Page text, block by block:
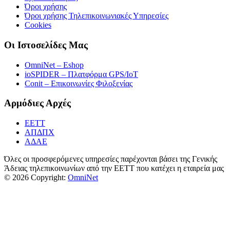
Όροι χρήσης
Όροι χρήσης Τηλεπικοινωνιακές Υπηρεσίες
Cookies
Οι Ιστοσελίδες Μας
OmniNet – Eshop
ioSPIDER – Πλατφόρμα GPS/IoT
Conit – Επικοινωνίες Φιλοξενίας
Αρμόδιες Αρχές
ΕΕΤΤ
ΑΠΔΠΧ
ΑΔΑΕ
Όλες οι προσφερόμενες υπηρεσίες παρέχονται βάσει της Γενικής
Άδειας τηλεπικοινωνίων από την ΕΕΤΤ που κατέχει η εταιρεία μας
© 2026 Copyright: OmniNet